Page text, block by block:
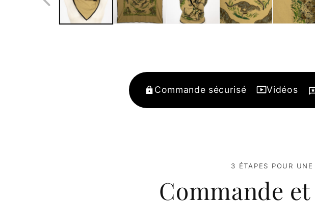
Commande sécurisé Vidéos
3 ÉTAPES POUR
Commande